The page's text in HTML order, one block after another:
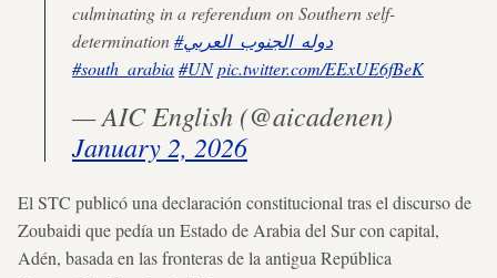
culminating in a referendum on Southern self-
determination #دوله_الجنوب_العربي
#south_arabia#UNpic.twitter.com/EExUE6fBeK
— AIC English (@aicadenen)
January 2, 2026
El STC publicó una declaración constitucional tras el discurso de
Zoubaidi que pedía un Estado de Arabia del Sur con capital,
Adén, basada en las fronteras de la antigua República